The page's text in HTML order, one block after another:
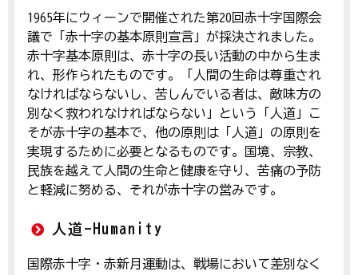
1965年にウィーンで開催された第20回赤十字国際会
議で「赤十字の基本原則宣言」が採決されました。
赤十字基本原則は、赤十字の長い活動の中から生ま
れ、形作られたものです。「人間の生命は尊重され
なければならないし、苦しんでいる者は、敵味方の
別なく救われなければならない」という「人道」こ
そが赤十字の基本で、他の原則は「人道」の原則を
実現するために必要となるものです。国境、宗教、
民族を越えて人間の生命と健康を守り、苦痛の予防
と軽減に努める、それが赤十字の営みです。
人道- Humanity
国際赤十字・赤新月運動は、戦場において差別なく